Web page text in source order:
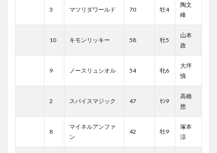
3 マツリダワールド 70 牡4
陶文
峰
10 キモンリッキー 58 牡5
山本
政
9 ノースリュシオル 54 牝6
大坪
慎
2 スパイスマジック 47 ｾﾝ9
高橋
悠
8
マイネルアンファ
ン
42 牡9
塚本
涼